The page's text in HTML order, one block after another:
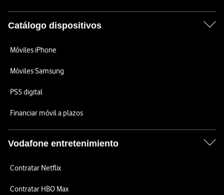
Catálogo dispositivos
Móviles iPhone
Móviles Samsung
PS5 digital
Financiar móvil a plazos
Vodafone entretenimiento
Contratar Netflix
Contratar HBO Max